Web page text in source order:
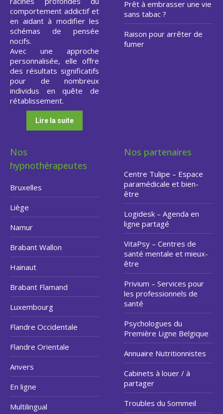
comportement addictif et
en aidant à modifier les
schémas de pensée
nocifs.
Avec une approche
personnalisée, elle offre
des résultats significatifs
pour de nombreux
individus en quête de
rétablissement.
Lire la suite
Prêt à embrasser une vie
sans tabac ?
Raison pour arrêter de
fumer
Nos
hypnothérapeutes
Bruxelles
Liège
Namur
Brabant Wallon
Hainaut
Brabant Flamand
Luxembourg
Flandre Occidentale
Flandre Orientale
Anvers
En ligne
Multilingual
Nos partenaires
Centre Tulipe – Espace
paramédicale et bien-
être
Logidesk – Agenda en
ligne partagé
VitaPsy – Centres de
santé mentale et mieux-
être
Privium – Services pour
les professionnels de
santé
Psychologues du
Première Ligne Belgique
Annuaire Nutritionnistes
Cabinets à louer / à
partager
Troubles du Sommeil